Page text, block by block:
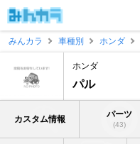
みんカラ
車種別 ホンダ
ホンダ
パル
カスタム情報 パーツ
(43)